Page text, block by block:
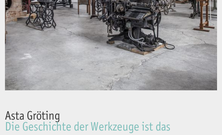
Asta Gröting
Die Geschichte der Werkzeuge ist das